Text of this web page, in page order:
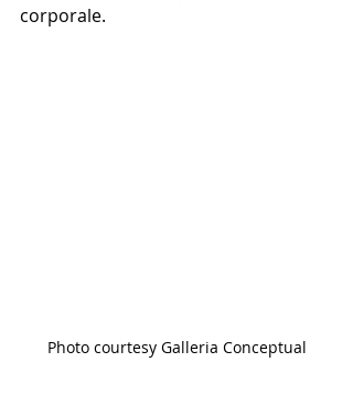
corporale.
Photo courtesy Galleria Conceptual